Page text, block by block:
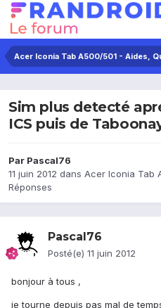
Sim plus detecté
ICS puis de
Par Pascal76
11 juin 2012 dans Acer Iconia Tab
Réponses
Pascal76
Posté(e) 11 juin 2012
bonjour à tous ,
je tourne depuis pas mal de